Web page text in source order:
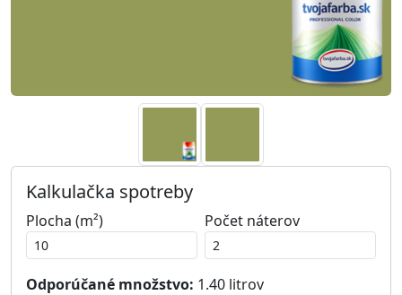
Kalkulačka spotreby
Plocha (m²) Počet náterov
Odporúčané množstvo: 1.40 litrov